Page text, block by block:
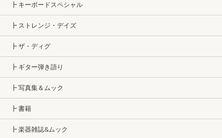
┣ キーボードスペシャル
┣ ストレンジ・デイズ
┣ ザ・ディグ
┣ ギター弾き語り
┣ 写真集＆ムック
┣ 書籍
┣ 楽器雑誌&ムック